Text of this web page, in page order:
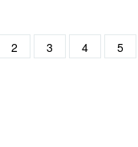
2 3 4 5